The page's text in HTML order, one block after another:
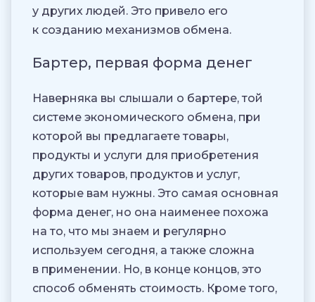
у других людей. Это привело его
к созданию механизмов обмена.
Бартер, первая форма денег
Наверняка вы слышали о бартере, той
системе экономического обмена, при
которой вы предлагаете товары,
продукты и услуги для приобретения
других товаров, продуктов и услуг,
которые вам нужны. Это самая основная
форма денег, но она наименее похожа
на то, что мы знаем и регулярно
используем сегодня, а также сложна
в применении. Но, в конце концов, это
способ обменять стоимость. Кроме того,